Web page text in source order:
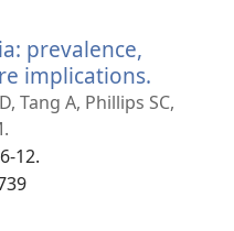
タ
ブ
で
開
prevalence,
implications.
し
Tang A, Phillips SC,
12.